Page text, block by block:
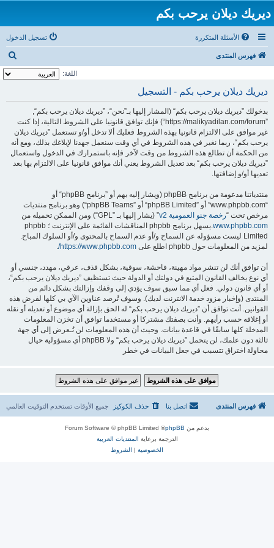
ديريك ديلان يرحب بكم
الأسئلة المتكررة تسجيل الدخول
فهرس المنتدى
ح
اللغة:
ديريك ديلان يرحب بكم - التسجيل
بدخولك ”ديريك ديلان يرحب بكم“ (المشار إليها بـ”نحن“، ”ديريك ديلان يرحب بكم“,
”https://malikyadilan.com/forum“) فإنك توافق قانونيا على الشروط التالية، إذا كنت
غير موافق على الالتزام قانونيا بهذه الشروط فعليك ألا تدخل أو/و تستعمل ”ديريك ديلان
يرحب بكم“، ربما نغير في هذه الشروط في أي وقت سنعمل جهدنا لإبلاغك بذلك، ومع أنه
من الحكمة أن تطالع هذه الشروط من وقت لآخر فإنه باستمرارك في الدخول واستعمال
”ديريك ديلان يرحب بكم“ بعد تعديل الشروط يعني أنك موافق قانونيا على الالتزام بها بعد
تعديها أو/و إضافتها.
منتدياتنا مدعومة من برنامج phpBB (ويشار إليه بهم أو ”برنامج phpBB“ أو
“www.phpbb.com” أو ”phpBB Limited“ أو ”phpBB Teams“) وهو برنامج منتديات
مرخص تحت “رخصة جنو العمومية v2
” (يشار إليها بـ ”GPL“) ومن الممكن تحميله من
www.phpbb.com
.يسهل برنامج phpbb المناقشات القائمة على الإنترنت ؛ phpbb
Limited ليست مسؤوله عن السماح و/أو عدم السماح بالمحتوى و/أو السلوك المباح.
لمزيد من المعلومات حول phpbb اطلع على
https://www.phpbb.com/
.
أن توافق أنك لن تنشر مواد مهينة، فاحشة، سوقية، بشكل قذف، عرقي، مهدد، جنسي أو
أي نوع يخالف القانون المتبع في دولتك أو الدولة حيث تستظيف ”ديريك ديلان يرحب بكم“،
أو أي قانون دولي. فعل أي مما سبق سوف يؤدي إلى وقفك وإزالتك بشكل دائم من
المنتدى (وإخبار مزود خدمة الانترنت لديك). وسوف تُرصد عناوين الآي بي كلها لفرض هذه
القوانين. أنت توافق أن ”ديريك ديلان يرحب بكم“ له الحق بإزالة أي موضوع أو تعديله أو نقله
أو إغلاقه حسب رأيهم. وأنت بصفتك مشتركا أو مستخدما توافق أن تخزن المعلومات
المدخلة كلها سابقًا في قاعدة بيانات. وحيث أن هذه المعلومات لن تُـعرض إلى أي جهة
ثالثة دون علمك، لن يتحمل ”ديريك ديلان يرحب بكم“ ولا phpBB أي مسؤولية حيال
محاولة اختراق تتسبب في جعل البيانات في خطر
فهرس المنتدى جميع الأوقات تستخدم التوقيت العالمي حذف الكوكيز اتصل بنا
بدعم من phpBB
® Forum Software © phpBB Limited
الترجمة برعاية المنتديات العربية
الخصوصية | الشروط